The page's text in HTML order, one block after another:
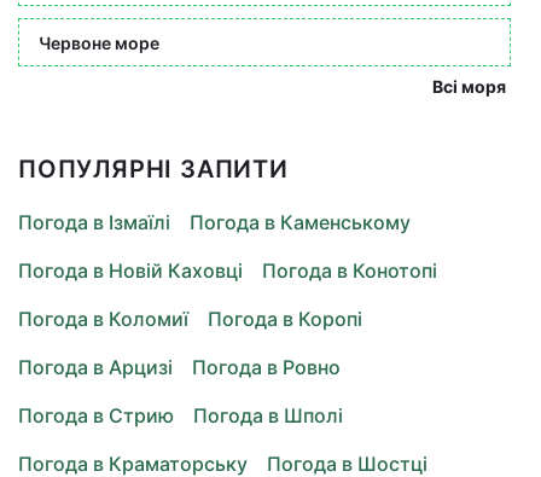
Червоне море
Всі моря
ПОПУЛЯРНІ ЗАПИТИ
Погода в Ізмаїлі
Погода в Каменському
Погода в Новій Каховці
Погода в Конотопі
Погода в Коломиї
Погода в Коропі
Погода в Арцизі
Погода в Ровно
Погода в Стрию
Погода в Шполі
Погода в Краматорську
Погода в Шостці